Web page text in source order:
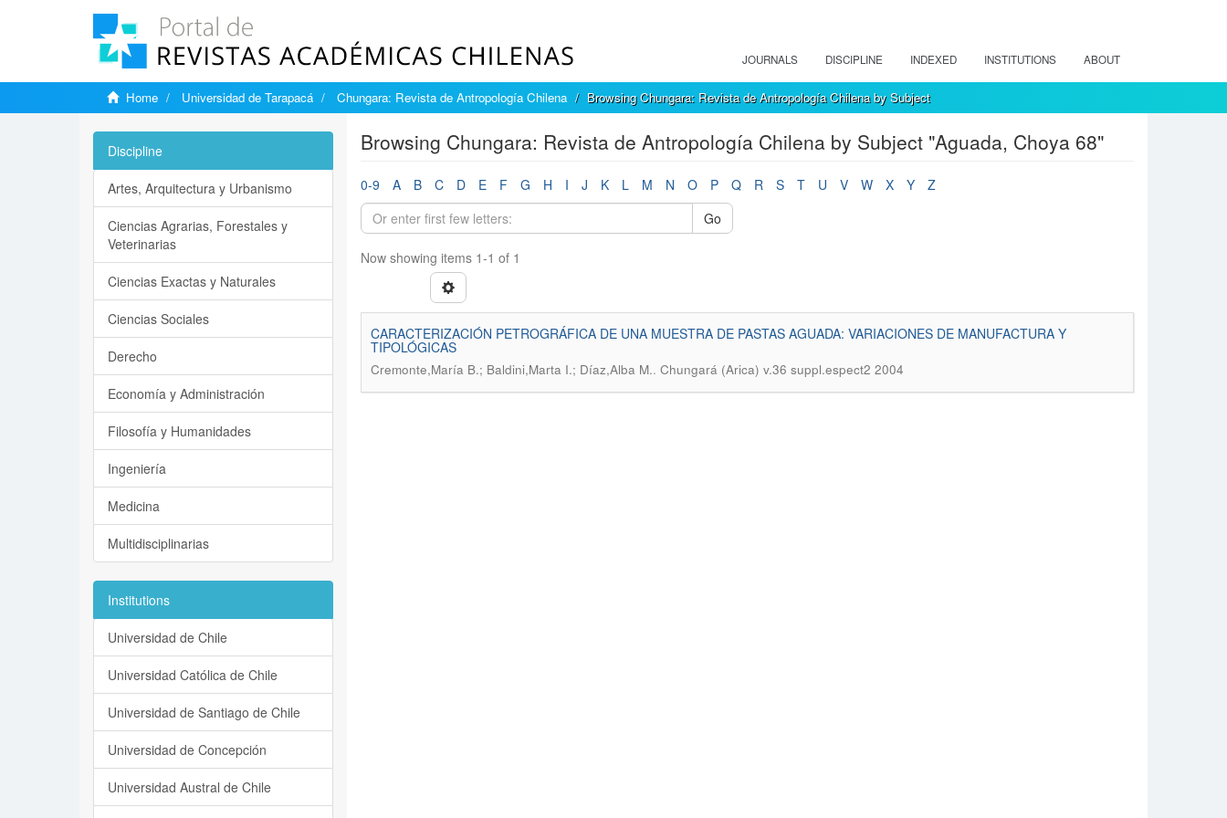
JOURNALS DISCIPLINE INDEXED INSTITUTIONS ABOUT
Home Universidad de Tarapacá Chungara: Revista de Antropología Chilena Browsing Chungara: Revista de Antropología Chilena by Subject
Browsing Chungara: Revista de Antropología Chilena by Subject "Aguada, Choya 68"
0-9 A B C D E F G H I J K L M N O P Q R S T U V W X Y
Z
Go
Now showing items 1-1 of 1
CARACTERIZACIÓN PETROGRÁFICA DE UNA MUESTRA DE PASTAS AGUADA: VARIACIONES DE MANUFACTURA Y
TIPOLÓGICAS
Cremonte,María B.; Baldini,Marta I.; Díaz,Alba M.. Chungará (Arica) v.36 suppl.espect2 2004
Discipline
Artes, Arquitectura y Urbanismo
Ciencias Agrarias, Forestales y
Veterinarias
Ciencias Exactas y Naturales
Ciencias Sociales
Derecho
Economía y Administración
Filosofía y Humanidades
Ingeniería
Medicina
Multidisciplinarias
Institutions
Universidad de Chile
Universidad Católica de Chile
Universidad de Santiago de Chile
Universidad de Concepción
Universidad Austral de Chile